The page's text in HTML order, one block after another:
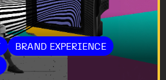
BRAND EXPERIENCE